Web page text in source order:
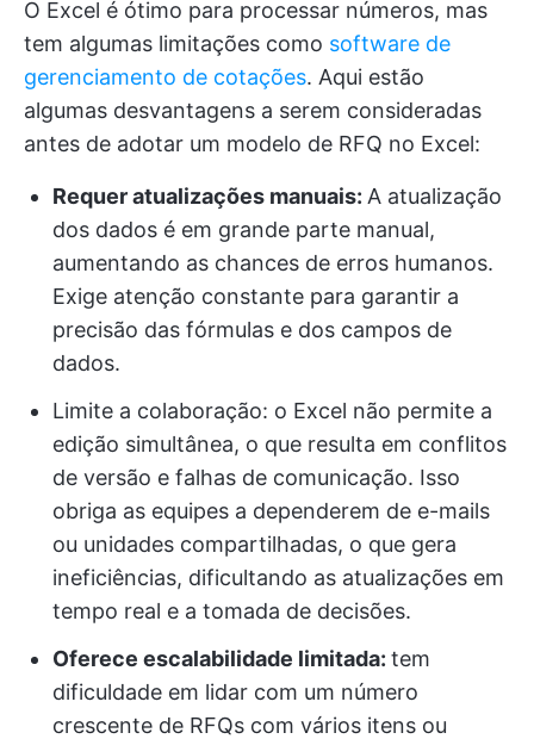
O Excel é ótimo para processar números, mas
tem algumas limitações como software de
gerenciamento de cotações. Aqui estão
algumas desvantagens a serem consideradas
antes de adotar um modelo de RFQ no Excel:
Requer atualizações manuais: A atualização
dos dados é em grande parte manual,
aumentando as chances de erros humanos.
Exige atenção constante para garantir a
precisão das fórmulas e dos campos de
dados.
Limite a colaboração: o Excel não permite a
edição simultânea, o que resulta em conflitos
de versão e falhas de comunicação. Isso
obriga as equipes a dependerem de e-mails
ou unidades compartilhadas, o que gera
ineficiências, dificultando as atualizações em
tempo real e a tomada de decisões.
Oferece escalabilidade limitada: tem
dificuldade em lidar com um número
crescente de RFQs com vários itens ou